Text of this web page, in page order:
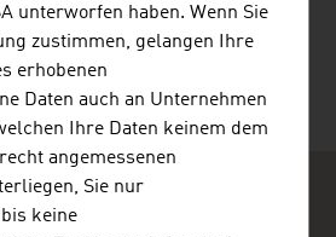
unterworfen haben. Wenn Sie
zustimmen, gelangen Ihre
erhobenen
Daten auch an Unternehmen
Ihre Daten keinem dem
angemessenen
Sie nur
keine